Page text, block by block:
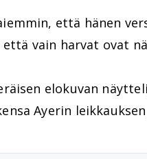
että hänen
vain harvat ovat
elokuvan
Ayerin